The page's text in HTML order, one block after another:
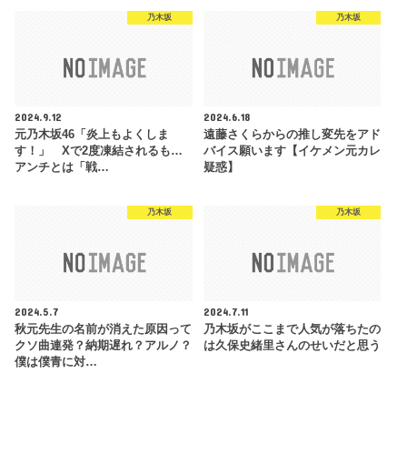
乃木坂
2024.9.12
元乃木坂46「炎上もよくしま
す！」 Xで2度凍結されるも…
アンチとは「戦…
乃木坂
2024.6.18
遠藤さくらからの推し変先をアド
バイス願います【イケメン元カレ
疑惑】
乃木坂
2024.5.7
秋元先生の名前が消えた原因って
クソ曲連発？納期遅れ？アルノ？
僕は僕青に対…
乃木坂
2024.7.11
乃木坂がここまで人気が落ちたの
は久保史緒里さんのせいだと思う